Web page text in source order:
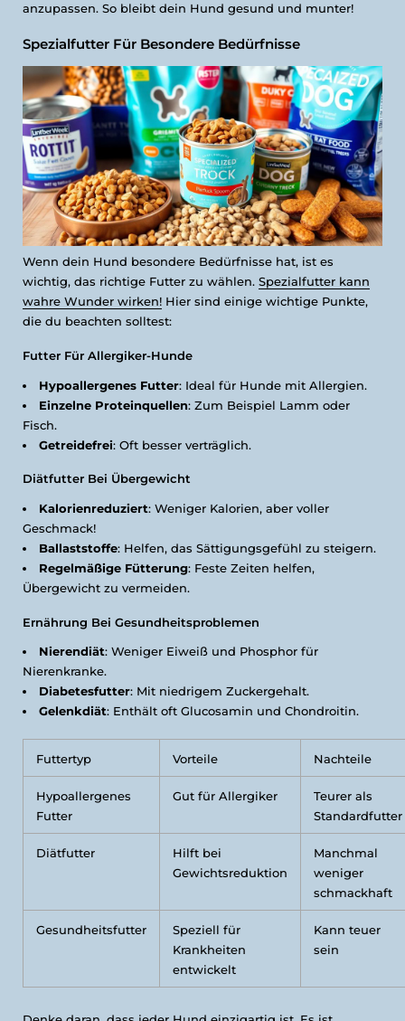
anzupassen. So bleibt dein Hund gesund und munter!
Spezialfutter Für Besondere Bedürfnisse
Wenn dein Hund besondere Bedürfnisse hat, ist es
wichtig, das richtige Futter zu wählen. Spezialfutter kann
wahre Wunder wirken! Hier sind einige wichtige Punkte,
die du beachten solltest:
Futter Für Allergiker-Hunde
Hypoallergenes Futter: Ideal für Hunde mit Allergien.
Einzelne Proteinquellen: Zum Beispiel Lamm oder
Fisch.
Getreidefrei: Oft besser verträglich.
Diätfutter Bei Übergewicht
Kalorienreduziert: Weniger Kalorien, aber voller
Geschmack!
Ballaststoffe: Helfen, das Sättigungsgefühl zu steigern.
Regelmäßige Fütterung: Feste Zeiten helfen,
Übergewicht zu vermeiden.
Ernährung Bei Gesundheitsproblemen
Nierendiät: Weniger Eiweiß und Phosphor für
Nierenkranke.
Diabetesfutter: Mit niedrigem Zuckergehalt.
Gelenkdiät: Enthält oft Glucosamin und Chondroitin.
Futtertyp Vorteile Nachteile
Hypoallergenes
Futter
Gut für Allergiker
Teurer als
Standardfutter
Diätfutter
Hilft bei
Gewichtsreduktion
Manchmal
weniger
schmackhaft
Gesundheitsfutter
Speziell für
Krankheiten
entwickelt
Kann teuer
sein